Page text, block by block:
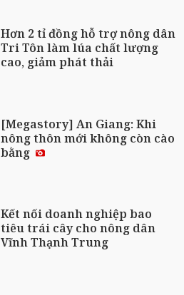
Hơn 2 tỉ đồng hỗ trợ nông dân
Tri Tôn làm lúa chất lượng
cao, giảm phát thải
[Megastory] An Giang: Khi
nông thôn mới không còn cào
bằng
Kết nối doanh nghiệp bao
tiêu trái cây cho nông dân
Vĩnh Thạnh Trung